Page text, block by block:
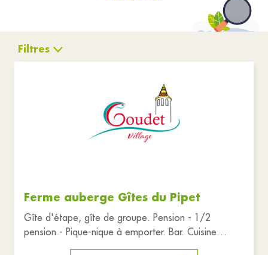
Filtres
Réinitialiser les filtres
Ferme auberge Gîtes du Pipet
Gîte d'étape, gîte de groupe. Pension - 1/2
pension - Pique-nique à emporter. Bar. Cuisine